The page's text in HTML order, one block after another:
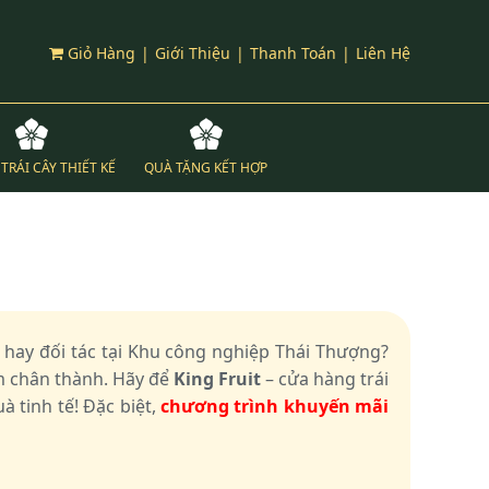
Giỏ Hàng | Giới Thiệu | Thanh Toán | Liên Hệ
CÂY THIẾT KẾ QUÀ TẶNG KẾT HỢP
đối tác tại Khu công nghiệp Thái Thượng?
thành. Hãy để King Fruit– cửa hàng trái
tinh tế! Đặc biệt, chương trình khuyến mãi